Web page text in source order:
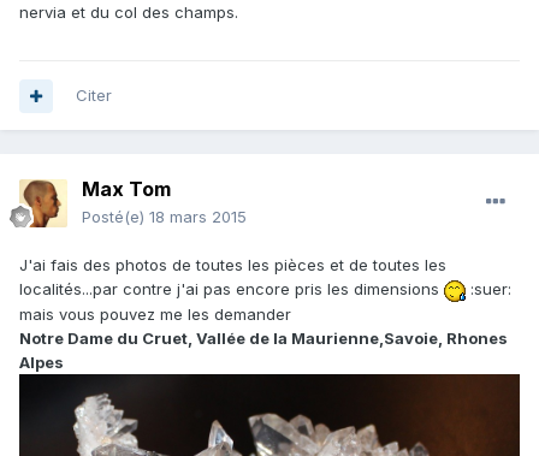
nervia et du col des champs.
Citer
Max Tom
Posté(e) 18 mars 2015
J'ai fais des photos de toutes les pièces et de toutes les
localités...par contre j'ai pas encore pris les dimensions
:suer:
mais vous pouvez me les demander
Notre Dame du Cruet, Vallée de la Maurienne,Savoie, Rhones
Alpes